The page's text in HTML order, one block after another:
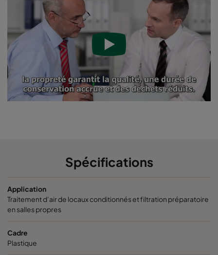
Spécifications
Application
Traitement d’air de locaux conditionnés et filtration préparatoire
en salles propres
Cadre
Plastique